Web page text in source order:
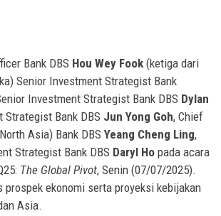
Bank DBS Hou Wey Fook (ketiga dari
Senior Investment Strategist Bank
Investment Strategist Bank DBS Dylan
Strategist Bank DBS Jun Yong Goh, Chief
Asia) Bank DBS Yeang Cheng Ling,
Strategist Bank DBS Daryl Ho pada acara
The Global Pivot, Senin (07/07/2025).
prospek ekonomi serta proyeksi kebijakan
Asia.